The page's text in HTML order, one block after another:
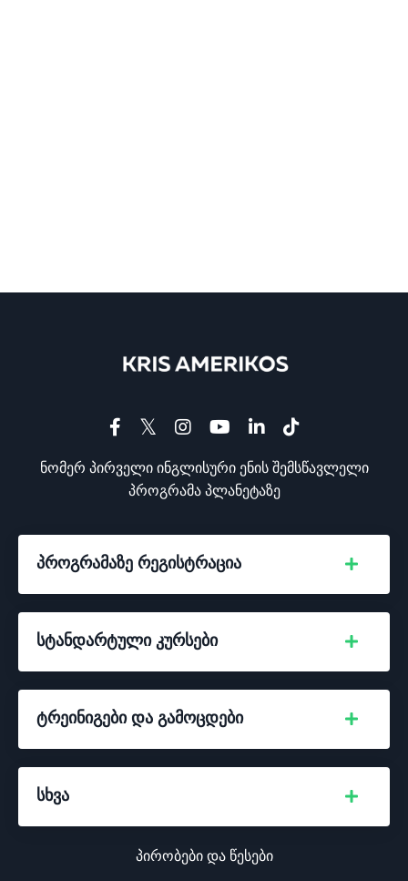
ნომერ პირველი ინგლისური ენის შემსწავლელი
პროგრამა პლანეტაზე
პროგრამაზე რეგისტრაცია
სტანდარტული კურსები
ტრეინიგები და გამოცდები
სხვა
პირობები და წესები